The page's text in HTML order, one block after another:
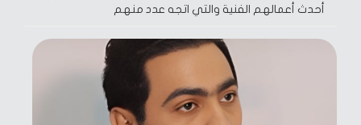
أحدث أعمالهم الفنية والتي اتجه عدد منهم